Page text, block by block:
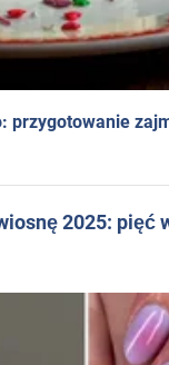
przygotowanie
2025: pięć